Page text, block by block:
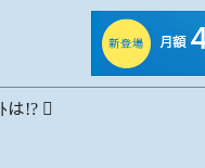
は!? 